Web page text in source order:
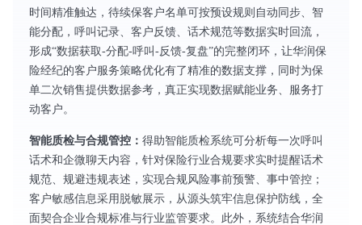
时间精准触达，待续保客户名单可按预设规则自动同步、智
能分配，呼叫记录、客户反馈、话术规范等数据实时回流，
形成“数据获取-分配-呼叫-反馈-复盘”的完整闭环，让华润保
险经纪的客户服务策略优化有了精准的数据支撑，同时为保
单二次销售提供数据参考，真正实现数据赋能业务、服务打
动客户。
智能质检与合规管控： 得助智能质检系统可分析每一次呼叫
话术和企微聊天内容，针对保险行业合规要求实时提醒话术
规范、规避违规表述，实现合规风险事前预警、事中管控；
客户敏感信息采用脱敏展示，从源头筑牢信息保护防线，全
面契合企业合规标准与行业监管要求。此外，系统结合华润